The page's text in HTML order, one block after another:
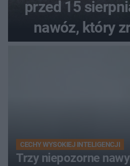
przed 15
nawóz, który
CECHY WYSOKIEJ INTELIGENCJI
Trzy niepozorne